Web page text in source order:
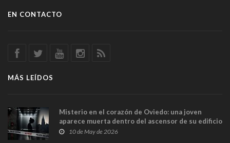
EN CONTACTO
MÁS LEÍDOS
Misterio en el corazón de Oviedo: una joven
aparece muerta dentro del ascensor de su edificio
y las cámaras captan sus últimos minutos
10 de May de 2026